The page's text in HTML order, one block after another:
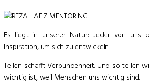
Es liegt in unserer Natur: Jeder von uns
Inspiration, um sich zu entwickeln.
Teilen schafft Verbundenheit. Und so teilen
wichtig ist, weil Menschen uns wichtig sind.